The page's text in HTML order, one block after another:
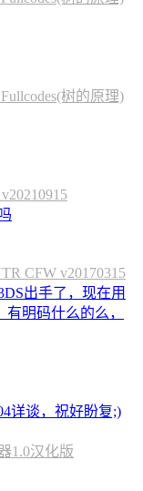
树的原理)
CFW v20170315
出手了，现在用
明码什么的么，
详谈，祝好盼复;)
1.0汉化版